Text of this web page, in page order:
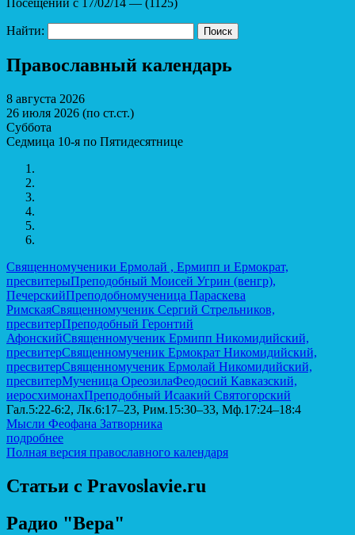
Найти:
Православный календарь
8 августа 2026
26 июля 2026 (по ст.ст.)
Суббота
Седмица 10-я по Пятидесятнице
Священномученики Ермолай , Ермипп и Ермократ,
пресвитерыПреподобный Моисей Угрин (венгр),
ПечерскийПреподобномученица Параскева
РимскаяСвященномученик Сергий Стрельников,
пресвитерПреподобный Геронтий
АфонскийСвященномученик Ермипп Никомидийский,
пресвитерСвященномученик Ермократ Никомидийский,
пресвитерСвященномученик Ермолай Никомидийский,
пресвитерМученица ОреозилаФеодосий Кавказский,
иеросхимонахПреподобный Исаакий Святогорский
Гал.5:22-6:2, Лк.6:17–23, Рим.15:30–33, Мф.17:24–18:4
Мысли Феофана Затворника
подробнее
Полная версия православного календаря
Статьи с Pravoslavie.ru
Радио "Вера"